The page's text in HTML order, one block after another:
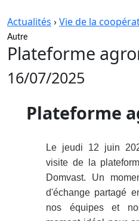
Actualités ›Vie de la
Autre
Plateforme
16/07/2025
Plateforme
Le jeudi 12 juin
visite de la
Domvast. Un
d'échange partagé
nos équipes et